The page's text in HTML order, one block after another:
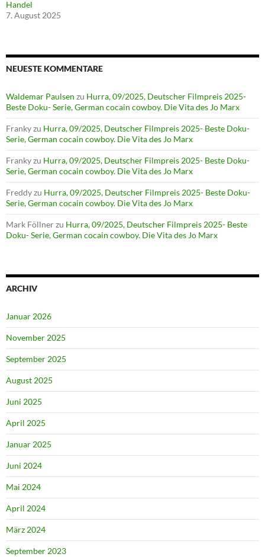
Handel
7. August 2025
NEUESTE KOMMENTARE
Waldemar Paulsen zu Hurra, 09/2025, Deutscher Filmpreis 2025-
Beste Doku- Serie, German cocain cowboy. Die Vita des Jo Marx
Frankyzu Hurra, 09/2025, Deutscher Filmpreis 2025- Beste Doku-
Serie, German cocain cowboy. Die Vita des Jo Marx
Frankyzu Hurra, 09/2025, Deutscher Filmpreis 2025- Beste Doku-
Serie, German cocain cowboy. Die Vita des Jo Marx
Freddyzu Hurra, 09/2025, Deutscher Filmpreis 2025- Beste Doku-
Serie, German cocain cowboy. Die Vita des Jo Marx
Mark Föllnerzu Hurra, 09/2025, Deutscher Filmpreis 2025- Beste
Doku- Serie, German cocain cowboy. Die Vita des Jo Marx
ARCHIV
Januar 2026
November 2025
September 2025
August 2025
Juni 2025
April 2025
Januar 2025
Juni 2024
Mai 2024
April 2024
März 2024
September 2023